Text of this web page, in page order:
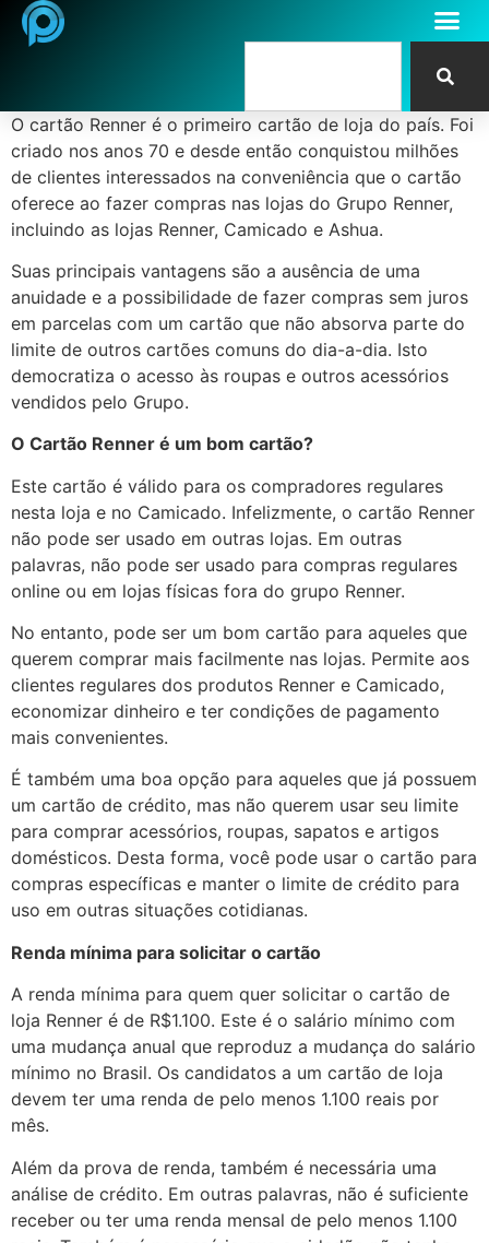
O cartão Renner é o primeiro cartão de loja do país. Foi
criado nos anos 70 e desde então conquistou milhões
de clientes interessados na conveniência que o cartão
oferece ao fazer compras nas lojas do Grupo Renner,
incluindo as lojas Renner, Camicado e Ashua.
Suas principais vantagens são a ausência de uma
anuidade e a possibilidade de fazer compras sem juros
em parcelas com um cartão que não absorva parte do
limite de outros cartões comuns do dia-a-dia. Isto
democratiza o acesso às roupas e outros acessórios
vendidos pelo Grupo.
O Cartão Renner é um bom cartão?
Este cartão é válido para os compradores regulares
nesta loja e no Camicado. Infelizmente, o cartão Renner
não pode ser usado em outras lojas. Em outras
palavras, não pode ser usado para compras regulares
online ou em lojas físicas fora do grupo Renner.
No entanto, pode ser um bom cartão para aqueles que
querem comprar mais facilmente nas lojas. Permite aos
clientes regulares dos produtos Renner e Camicado,
economizar dinheiro e ter condições de pagamento
mais convenientes.
É também uma boa opção para aqueles que já possuem
um cartão de crédito, mas não querem usar seu limite
para comprar acessórios, roupas, sapatos e artigos
domésticos. Desta forma, você pode usar o cartão para
compras específicas e manter o limite de crédito para
uso em outras situações cotidianas.
Renda mínima para solicitar o cartão
A renda mínima para quem quer solicitar o cartão de
loja Renner é de R$1.100. Este é o salário mínimo com
uma mudança anual que reproduz a mudança do salário
mínimo no Brasil. Os candidatos a um cartão de loja
devem ter uma renda de pelo menos 1.100 reais por
mês.
Além da prova de renda, também é necessária uma
análise de crédito. Em outras palavras, não é suficiente
receber ou ter uma renda mensal de pelo menos 1.100